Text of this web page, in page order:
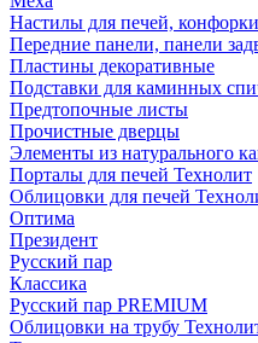
Настилы для печей, конфорки
Передние панели, панели
Пластины декоративные
Подставки для каминных
Предтопочные листы
Прочистные дверцы
Элементы из натурального
Порталы для печей Технолит
Облицовки для печей
Оптима
Президент
Русский пар
Классика
Русский пар PREMIUM
Облицовки на трубу